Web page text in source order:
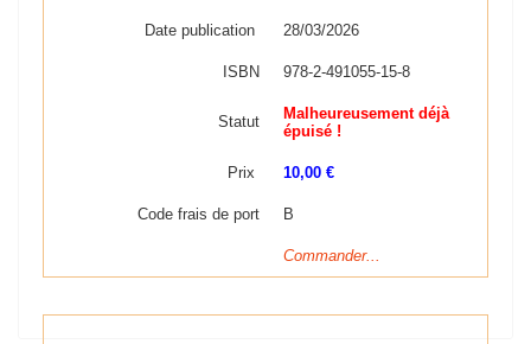
Date publication 28/03/2026
ISBN 978-2-491055-15-8
Statut
Malheureusement déjà
épuisé !
Prix 10,00 €
Code frais de port B
Commander...